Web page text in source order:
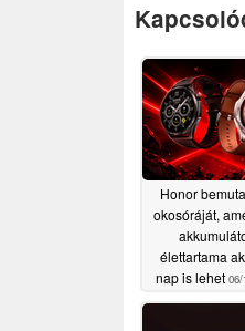
Honor
okosóráját,
élettartama
nap is lehet 06/